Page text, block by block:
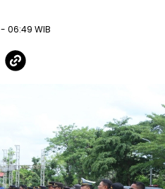
- 06:49 WIB